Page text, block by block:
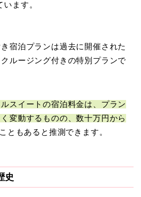
ます。
宿泊プランは過去に開催された
ルージング付きの特別プランで
ルスイートの宿泊料金は、プラン
変動するものの、数十万円から
こともあると推測できます。
史